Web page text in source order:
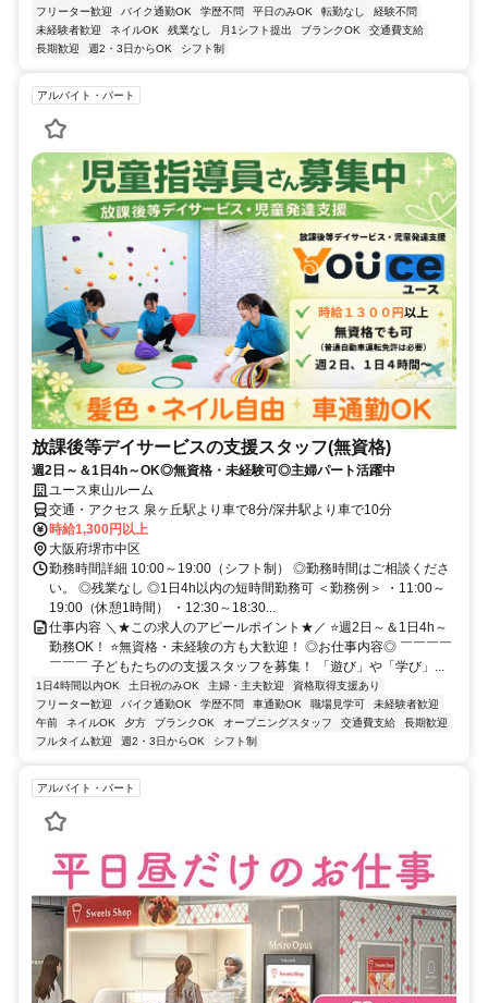
フリーター歓迎
バイク通勤OK 学歴不問 平日のみOK 転勤なし
経験不問
未経験者歓迎
ネイルOK 残業なし 月1シフト提出 ブランクOK
交通費支給
長期歓迎
週2・3日からOK シフト制
アルバイト・パート
放課後等デイサービスの支援スタッフ(無資格)
週2日～＆1日4h～OK◎無資格・未経験可◎主婦パート活躍中
ユース東山ルーム
交通・アクセス 泉ヶ丘駅より車で8分/深井駅より車で10分
時給1,300円以上
大阪府堺市中区
勤務時間詳細 10:00～19:00（シフト制） ◎勤務時間はご相談くださ
い。 ◎残業なし ◎1日4h以内の短時間勤務可 ＜勤務例＞ ・11:00～
19:00（休憩1時間） ・12:30～18:30...
仕事内容 ＼★この求人のアピールポイント★／ ⭐週2日～＆1日4h～
勤務OK！ ⭐無資格・未経験の方も大歓迎！ ◎お仕事内容◎ ￣￣￣￣
￣￣￣ 子どもたちのの支援スタッフを募集！ 「遊び」や「学び」...
1日4時間以内OK 土日祝のみOK 主婦・主夫歓迎
資格取得支援あり
フリーター歓迎
バイク通勤OK 学歴不問 車通勤OK 職場見学可
未経験者歓迎
午前
ネイルOK 夕方 ブランクOK オープニングスタッフ 交通費支給
長期歓迎
フルタイム歓迎
週2・3日からOK シフト制
アルバイト・パート